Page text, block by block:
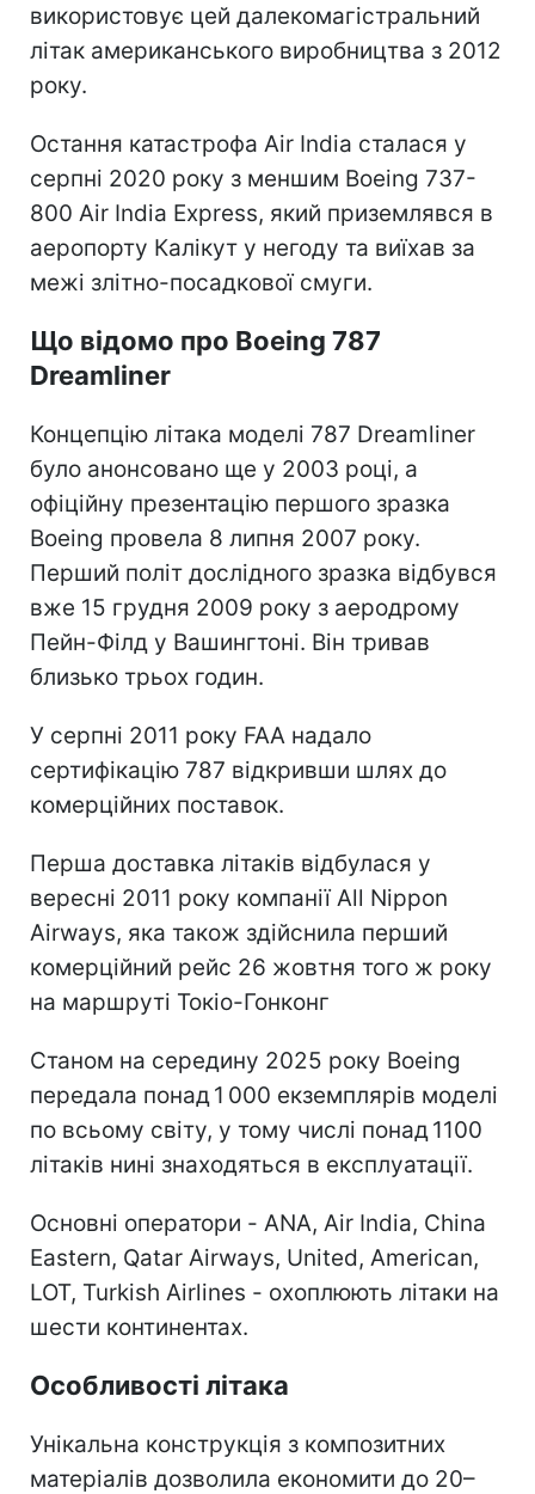
використовує цей далекомагістральний
літак американського виробництва з 2012
року.
Остання катастрофа Air India сталася у
серпні 2020 року з меншим Boeing 737-
800 Air India Express, який приземлявся в
аеропорту Калікут у негоду та виїхав за
межі злітно-посадкової смуги.
Що відомо про Boeing 787
Dreamliner
Концепцію літака моделі 787 Dreamliner
було анонсовано ще у 2003 році, а
офіційну презентацію першого зразка
Boeing провела 8 липня 2007 року.
Перший політ дослідного зразка відбувся
вже 15 грудня 2009 року з аеродрому
Пейн-Філд у Вашингтоні. Він тривав
близько трьох годин.
У серпні 2011 року FAA надало
сертифікацію 787 відкривши шлях до
комерційних поставок.
Перша доставка літаків відбулася у
вересні 2011 року компанії All Nippon
Airways, яка також здійснила перший
комерційний рейс 26 жовтня того ж року
на маршруті Токіо-Гонконг
Станом на середину 2025 року Boeing
передала понад 1 000 екземплярів моделі
по всьому світу, у тому числі понад 1100
літаків нині знаходяться в експлуатації.
Основні оператори - ANA, Air India, China
Eastern, Qatar Airways, United, American,
LOT, Turkish Airlines - охоплюють літаки на
шести континентах.
Особливості літака
Унікальна конструкція з композитних
матеріалів дозволила економити до 20–